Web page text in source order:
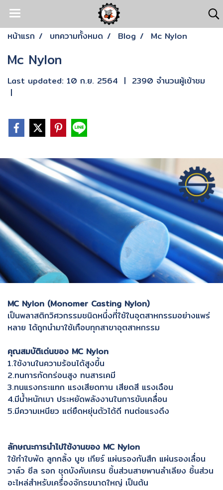
หน้าแรก บทความทั้งหมด Blog Mc Nylon
Mc Nylon
Last updated: 10 ก.ย. 2564 | 2390 จำนวนผู้เข้าชม
|
MC Nylon (Monomer Casting Nylon)
เป็นพลาสติกวิศวกรรมชนิดหนึ่งที่ใช้ในอุตสาหกรรมอย่างแพร่
หลาย ได้ถูกนำมาใช้เกือบทุกสาขาอุตสาหกรรม
คุณสมบัติเด่นของ MC Nylon
1.ใช้งานในความร้อนได้สูงขึ้น
2.ทนการกัดกร่อนสูง ทนสารเคมี
3.ทนแรงกระแทก แรงเสียดทาน เสียดสี แรงเฉือน
4.มีน้ำหนักเบา ประหยัดพลังงานในการขับเคลื่อน
5.มีความเหนียว แต่ยืดหยุ่นตัวได้ดี ทนต่อแรงดึง
ลักษณะการนำไปใช้งานของ MC Nylon
ใช้ทำใบพัด ลูกกลิ้ง บูช เกียร์ แผ่นรองกันสึก แผ่นรองเลื่อน
วาล์ว ซีล รอก ชุดบังคับเครน ชิ้นส่วนสายพานลำเลียง ชิ้นส่วน
อะไหล่สำหรับเครื่องจักรขนาดใหญ่ เป็นต้น